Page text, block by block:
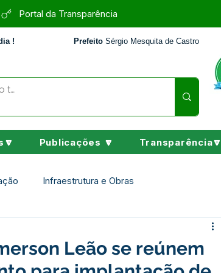
Portal da Transparência
! Prefeito Sérgio Mesquita de Castro
Publicações 🔽 Transparência🔽
Infraestrutura e Obras
Leão se reúnem